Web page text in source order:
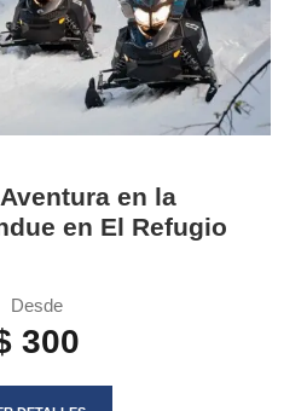
en la
en El Refugio
Desde
300